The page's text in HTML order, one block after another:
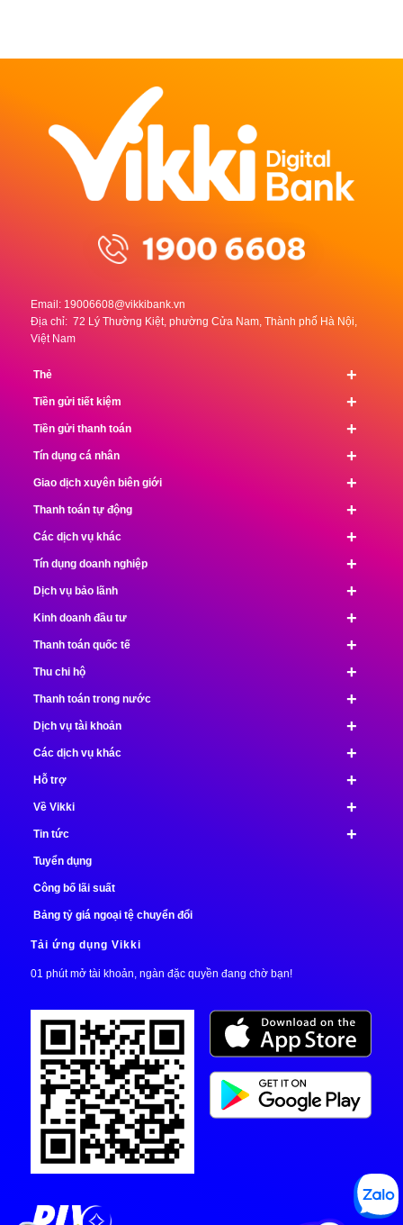
Email: 19006608@vikkibank.vn
Địa chỉ: 72 Lý Thường Kiệt, phường Cửa Nam, Thành phố Hà Nội,
Việt Nam
+
Thẻ
+
Tiền gửi tiết kiệm
+
Tiền gửi thanh toán
+
Tín dụng cá nhân
+
Giao dịch xuyên biên giới
+
Thanh toán tự động
+
Các dịch vụ khác
+
Tín dụng doanh nghiệp
+
Dịch vụ bảo lãnh
+
Kinh doanh đầu tư
+
Thanh toán quốc tế
+
Thu chi hộ
+
Thanh toán trong nước
+
Dịch vụ tài khoản
+
Các dịch vụ khác
+
Hỗ trợ
+
Về Vikki
+
Tin tức
Tuyển dụng
Công bố lãi suất
Bảng tỷ giá ngoại tệ chuyển đổi
Tải ứng dụng Vikki
01 phút mở tài khoản, ngàn đặc quyền đang chờ bạn!